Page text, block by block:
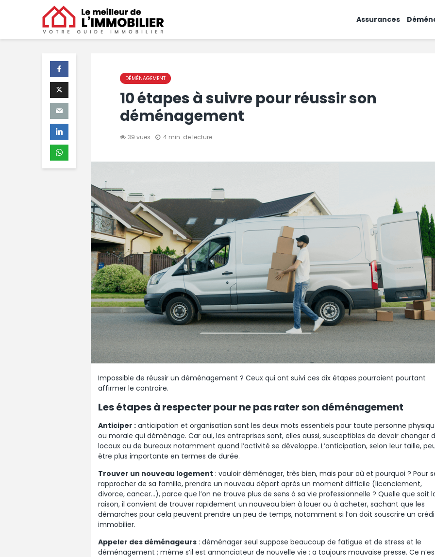
Assurances
DÉMÉNAGEMENT
10 étapes à suivre pour réussir son
déménagement
39 vues 4 min. de lecture
Impossible de réussir un déménagement ? Ceux qui ont suivi ces dix étapes pourraient pourtant
affirmer le contraire.
Les étapes à respecter pour ne pas rater son déménagement
Anticiper : anticipation et organisation sont les deux mots essentiels pour toute personne
ou morale qui déménage. Car oui, les entreprises sont, elles aussi, susceptibles de devoir changer
locaux ou de bureaux notamment quand l’activité se développe. L’anticipation, selon leur taille,
être plus importante en termes de durée.
Trouver un nouveau logement : vouloir déménager, très bien, mais pour où et pourquoi ? Pour
rapprocher de sa famille, prendre un nouveau départ après un moment difficile (licenciement,
divorce, cancer…), parce que l’on ne trouve plus de sens à sa vie professionnelle ? Quelle que soit
raison, il convient de trouver rapidement un nouveau bien à louer ou à acheter, sachant que les
démarches pour cela peuvent prendre un peu de temps, notamment si l’on doit souscrire un
immobilier.
Appeler des déménageurs : déménager seul suppose beaucoup de fatigue et de stress et le
déménagement ; même s’il est annonciateur de nouvelle vie ; a toujours mauvaise presse. Ce